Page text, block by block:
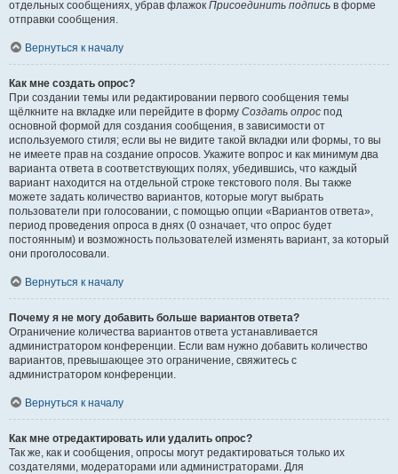
отдельных сообщениях, убрав флажок Присоединить подпись в форме
отправки сообщения.
Вернуться к началу
Как мне создать опрос?
При создании темы или редактировании первого сообщения темы
щёлкните на вкладке или перейдите в форму Создать опрос под
основной формой для создания сообщения, в зависимости от
используемого стиля; если вы не видите такой вкладки или формы, то вы
не имеете прав на создание опросов. Укажите вопрос и как минимум два
варианта ответа в соответствующих полях, убедившись, что каждый
вариант находится на отдельной строке текстового поля. Вы также
можете задать количество вариантов, которые могут выбрать
пользователи при голосовании, с помощью опции «Вариантов ответа»,
период проведения опроса в днях (0 означает, что опрос будет
постоянным) и возможность пользователей изменять вариант, за который
они проголосовали.
Вернуться к началу
Почему я не могу добавить больше вариантов ответа?
Ограничение количества вариантов ответа устанавливается
администратором конференции. Если вам нужно добавить количество
вариантов, превышающее это ограничение, свяжитесь с
администратором конференции.
Вернуться к началу
Как мне отредактировать или удалить опрос?
Так же, как и сообщения, опросы могут редактироваться только их
создателями, модераторами или администраторами. Для